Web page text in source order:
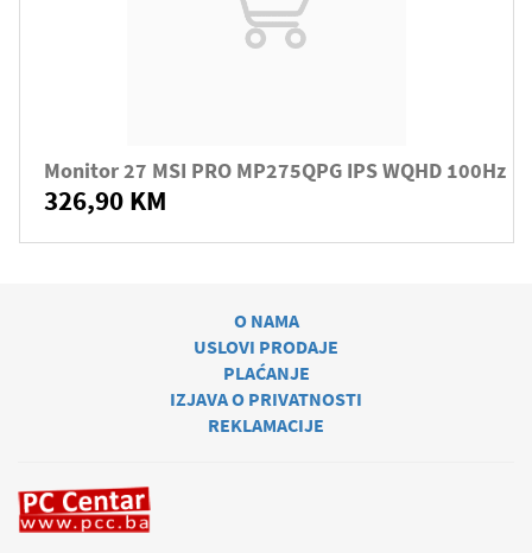
Monitor 27 MSI PRO MP275QPG IPS WQHD 100Hz
326,90 KM
O NAMA
USLOVI PRODAJE
PLAĆANJE
IZJAVA O PRIVATNOSTI
REKLAMACIJE